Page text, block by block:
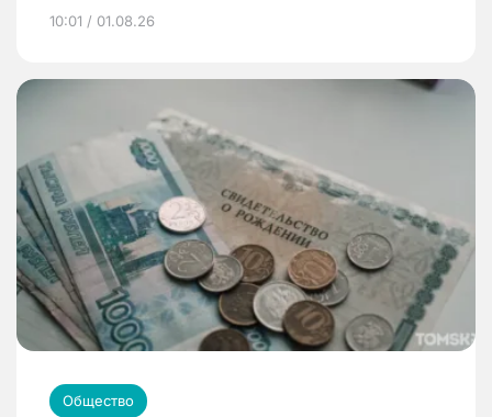
10:01 / 01.08.26
Общество